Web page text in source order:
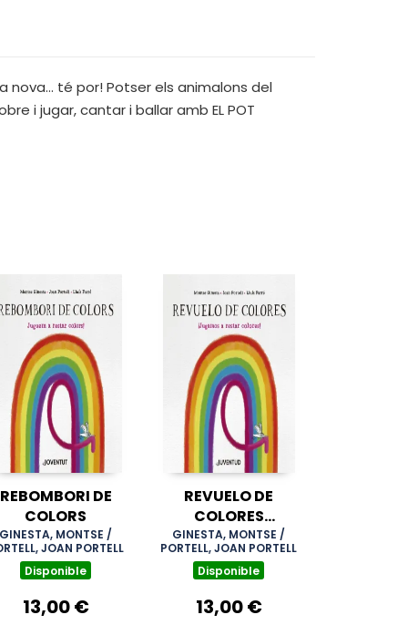
té por! Potser els animalons del
i jugar, cantar i ballar amb EL POT
REBOMBORI DE
COLORS
GINESTA, MONTSE /
JOAN PORTELL
Disponible
13,00 €
REVUELO DE
COLORES
JUGAMOS A
RESTAR COLORES
GINESTA, MONTSE /
PORTELL, JOAN PORTELL
Disponible
13,00 €